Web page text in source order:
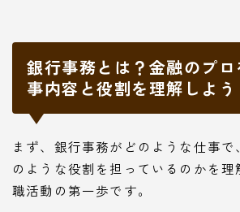
銀行事務とは？金融のプ
事内容と役割を理解しよう
まず、銀行事務がどのような仕事
のような役割を担っているのかを
職活動の第一歩です。